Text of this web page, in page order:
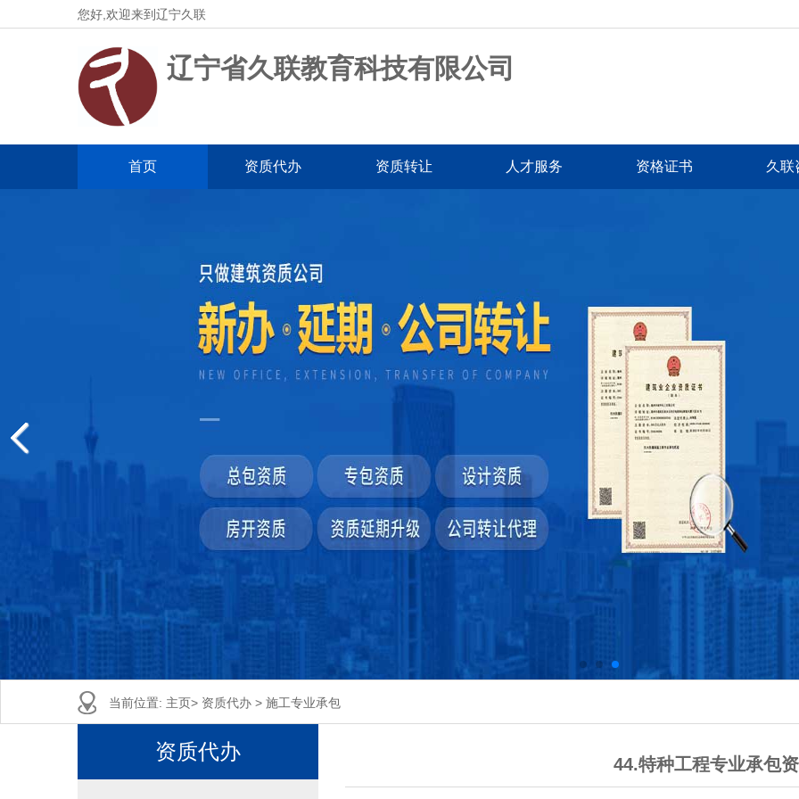
您好,欢迎来到辽宁久联
辽宁省久联教育科技有限公司
首页 资质代办 资质转让 人才服务 资格证书 久联
当前位置: 主页> 资质代办 > 施工专业承包
资质代办
44.特种工程专业承包